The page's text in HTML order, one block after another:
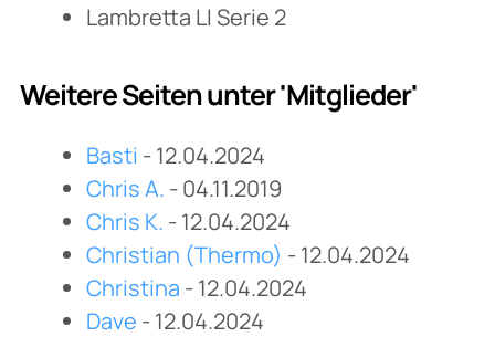
Lambretta LI Serie 2
Weitere Seiten unter 'Mitglieder'
Basti - 12.04.2024
Chris A. - 04.11.2019
Chris K. - 12.04.2024
Christian (Thermo) - 12.04.2024
Christina - 12.04.2024
Dave - 12.04.2024